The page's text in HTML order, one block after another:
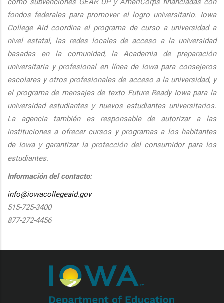
fondos federales para promover el logro universitario. Iowa
College Aid coordina el programa de curso a universidad a
nivel estatal, las redes locales de acceso a la universidad
basadas en la comunidad, la Academia de preparación
universitaria y profesional en línea de Iowa para consejeros
escolares y otros profesionales de acceso a la universidad, y
el programa de mensajes de texto Future Ready Iowa para la
universidad estudiantes y nuevos estudiantes universitarios.
La agencia también es responsable de autorizar a las
instituciones a ofrecer cursos y programas a los habitantes
de Iowa y garantizar la protección del consumidor para los
estudiantes.
Información del contacto:
info@iowacollegeaid.gov
515-725-3400
877-272-4456